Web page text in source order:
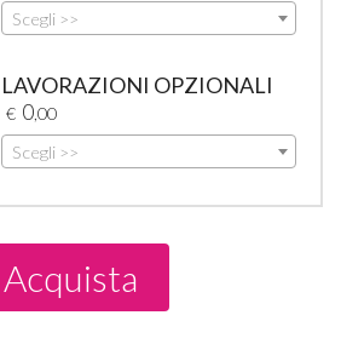
Scegli >>
LAVORAZIONI OPZIONALI
€ 0,00
Scegli >>
Acquista